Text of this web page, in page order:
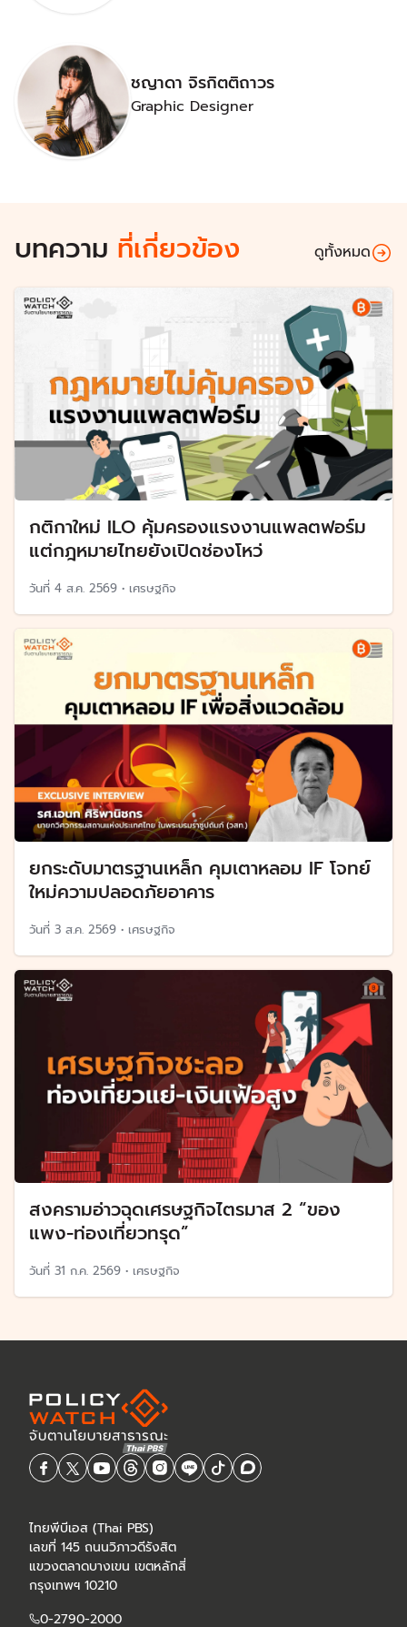
ชญาดา จิรกิตติถาวร
Graphic Designer
บทความ ที่เกี่ยวข้อง ดูทั้งหมด
กติกาใหม่ ILO คุ้มครองแรงงานแพลตฟอร์ม
แต่กฎหมายไทยยังเปิดช่องโหว่
วันที่ 4 ส.ค. 2569 • เศรษฐกิจ
ยกระดับมาตรฐานเหล็ก คุมเตาหลอม IF โจทย์
ใหม่ความปลอดภัยอาคาร
วันที่ 3 ส.ค. 2569 • เศรษฐกิจ
สงครามอ่าวฉุดเศรษฐกิจไตรมาส 2 “ของ
แพง-ท่องเที่ยวทรุด”
วันที่ 31 ก.ค. 2569 • เศรษฐกิจ
ไทยพีบีเอส (Thai PBS)
เลขที่ 145 ถนนวิภาวดีรังสิต
แขวงตลาดบางเขน เขตหลักสี่
กรุงเทพฯ 10210
0-2790-2000